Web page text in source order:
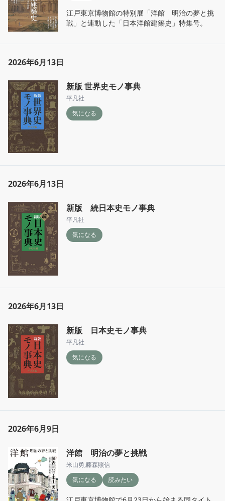
江戸東京博物館の特別展「洋館　明治の夢と挑
戦」と連動した「日本洋館建築史」特集号。
2026年6月13日
新版 世界史モノ事典
平凡社
気になる
2026年6月13日
新版 続日本史モノ事典
平凡社
気になる
2026年6月13日
新版 日本史モノ事典
平凡社
気になる
2026年6月9日
洋館 明治の夢と挑戦
米山勇,藤森照信
気になる
読みたい